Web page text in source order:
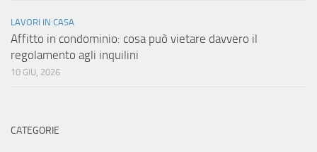
LAVORI IN CASA
Affitto in condominio: cosa può vietare davvero il
regolamento agli inquilini
10 GIU, 2026
CATEGORIE